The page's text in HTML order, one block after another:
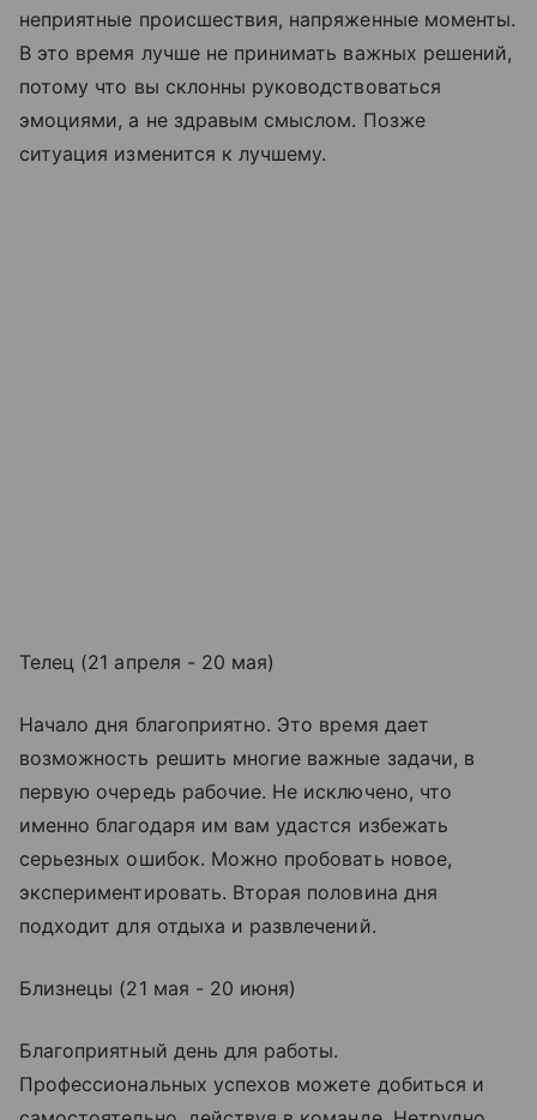
неприятные происшествия, напряженные моменты.
В это время лучше не принимать важных решений,
потому что вы склонны руководствоваться
эмоциями, а не здравым смыслом. Позже
ситуация изменится к лучшему.
Телец (21 апреля - 20 мая)
Начало дня благоприятно. Это время дает
возможность решить многие важные задачи, в
первую очередь рабочие. Не исключено, что
именно благодаря им вам удастся избежать
серьезных ошибок. Можно пробовать новое,
экспериментировать. Вторая половина дня
подходит для отдыха и развлечений.
Близнецы (21 мая - 20 июня)
Благоприятный день для работы.
Профессиональных успехов можете добиться и